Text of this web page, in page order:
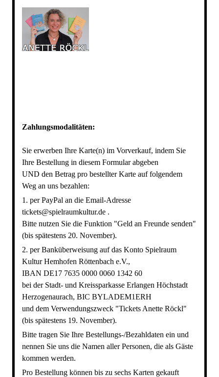
Zahlungsmodalitäten:
Sie erwerben Ihre Karte(n) im Vorverkauf, indem Sie
Ihre Bestellung in diesem Formular abgeben
UND den Betrag pro bestellter Karte auf folgendem
Weg an uns bezahlen:
1. per PayPal an die Email-Adresse
tickets@spielraumkultur.de .
Bitte nutzen Sie die Funktion "Geld an Freunde senden"
(bis spätestens 20. November).
2. per Banküberweisung auf das Konto Spielraum
Kultur Hemhofen Röttenbach e.V.,
IBAN DE17 7635 0000 0060 1342 60
bei der Stadt- und Kreissparkasse Erlangen Höchstadt
Herzogenaurach, BIC BYLADEM1ERH
und dem Verwendungszweck "Tickets Anette Röckl"
(bis spätestens 19. November).
Bitte tragen Sie Ihre Bestellungs-/Bezahldaten ein und
nennen Sie uns die Namen aller Personen, die als Gäste
kommen werden.
Pro Bestellung können bis zu sechs Karten gekauft